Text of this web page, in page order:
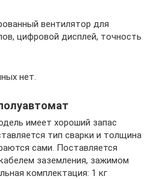
вентилятор для
цифровой дисплей, точность
нет.
имеет хороший запас
тип сварки и толщина
сами. Поставляется
заземления, зажимом
комплектация: 1 кг